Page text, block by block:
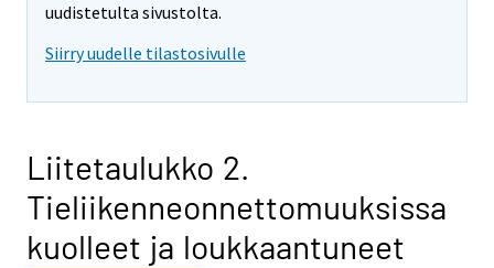
uudistetulta sivustolta.
Siirry uudelle tilastosivulle
Liitetaulukko 2.
Tieliikenneonnettomuuksissa
kuolleet ja loukkaantuneet